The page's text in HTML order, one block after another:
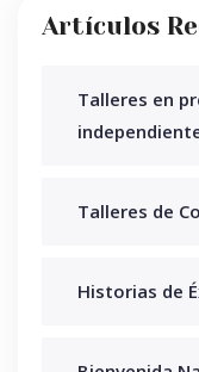
Artículos
Talleres en
Talleres de
Historias de